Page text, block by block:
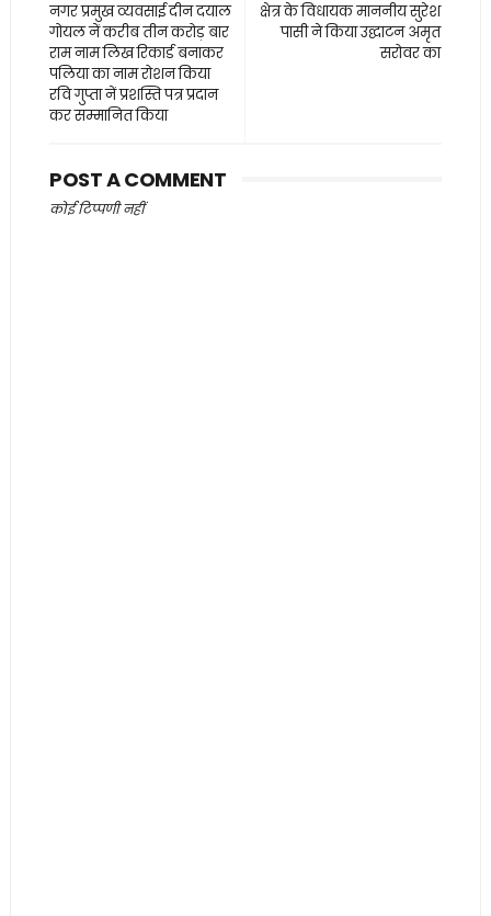
क्षेत्र के विधायक माननीय सुरेश
पासी ने किया उद्घाटन अमृत
सरोवर का
नगर प्रमुख व्यवसाई दीन दयाल
गोयल नें करीब तीन करोड़ बार
राम नाम लिख रिकार्ड बनाकर
पलिया का नाम रोशन किया
रवि गुप्ता नें प्रशस्ति पत्र प्रदान
कर सम्मानित किया
POST A COMMENT
कोई टिप्पणी नहीं